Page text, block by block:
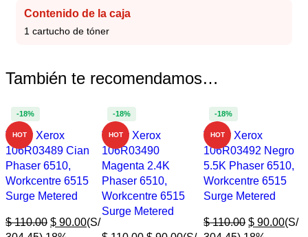
Contenido de la caja
1 cartucho de tóner
También te recomendamos…
Toner Xerox
106R03489 Cian
Phaser 6510,
Workcentre 6515
Surge Metered
$110.00 $ 90.00(S/
-18%
HOT
Toner Xerox
106R03490
Magenta 2.4K
Phaser 6510,
Workcentre 6515
Surge Metered
-18%
HOT
Toner Xerox
106R03492 Negro
5.5K Phaser 6510,
Workcentre 6515
Surge Metered
$110.00 $ 90.00(S/
-18%
HOT